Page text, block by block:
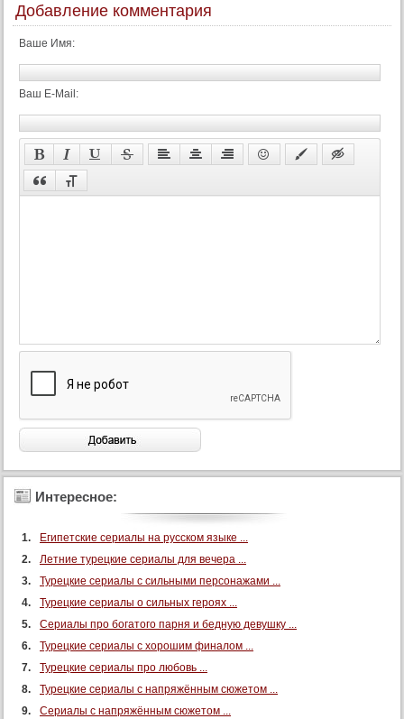
Добавление комментария
Ваше Имя:
Ваш E-Mail:
Интересное:
Египетские сериалы на русском языке ...
Летние турецкие сериалы для вечера ...
Турецкие сериалы с сильными персонажами ...
Турецкие сериалы о сильных героях ...
Сериалы про богатого парня и бедную девушку ...
Турецкие сериалы с хорошим финалом ...
Турецкие сериалы про любовь ...
Турецкие сериалы с напряжённым сюжетом ...
Сериалы с напряжённым сюжетом ...